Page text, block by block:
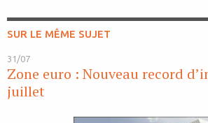
SUR LE MÊME SUJET
31/07
Zone euro : Nouveau record
juillet